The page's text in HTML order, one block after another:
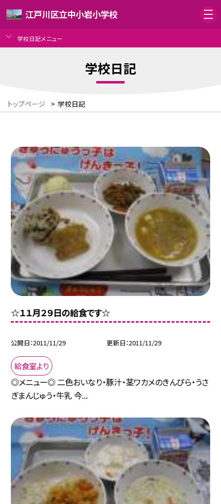
江戸川区立中小岩小学校
学校日記メニュー
学校日記
トップページ > 学校日記
☆１１月２９日の給食です☆
公開日 2011/11/29 更新日 2011/11/29
給食室より
◎メニュー◎ 二色おいなり・豚汁・茎ワカメのきんぴら・うさ
ぎまんじゅう・牛乳 今...